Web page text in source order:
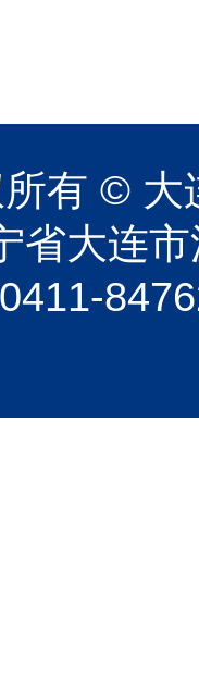
所有 ©
省大连